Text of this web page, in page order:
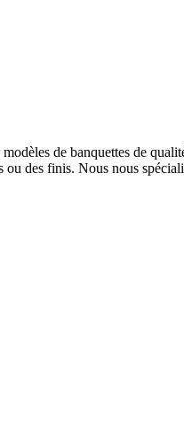
de banquettes de
des finis. Nous nous